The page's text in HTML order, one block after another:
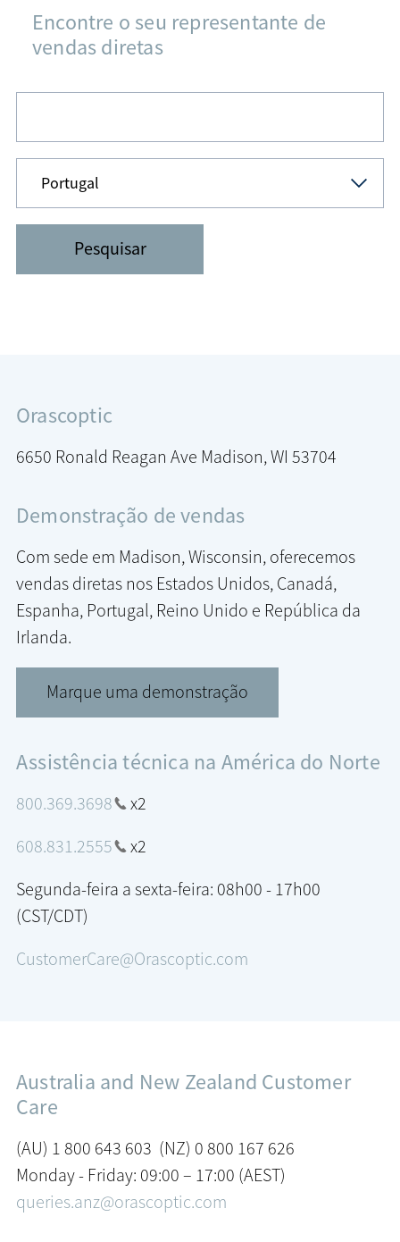
Encontre o seu representante de
vendas diretas
Orascoptic
6650 Ronald Reagan Ave Madison, WI 53704
Demonstração de vendas
Com sede em Madison, Wisconsin, oferecemos
vendas diretas nos Estados Unidos, Canadá,
Espanha, Portugal, Reino Unido e República da
Irlanda.
Marque uma demonstração
Assistência técnica na América do Norte
800.369.3698
x2
608.831.2555
x2
Segunda-feira a sexta-feira: 08h00 - 17h00
(CST/CDT)
CustomerCare@Orascoptic.com
Australia and New Zealand Customer
Care
(AU) 1 800 643 603 (NZ) 0 800 167 626
Monday - Friday: 09:00 – 17:00 (AEST)
queries.anz@orascoptic.com